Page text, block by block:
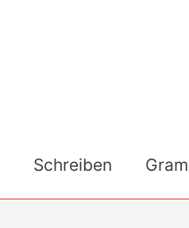
Schreiben